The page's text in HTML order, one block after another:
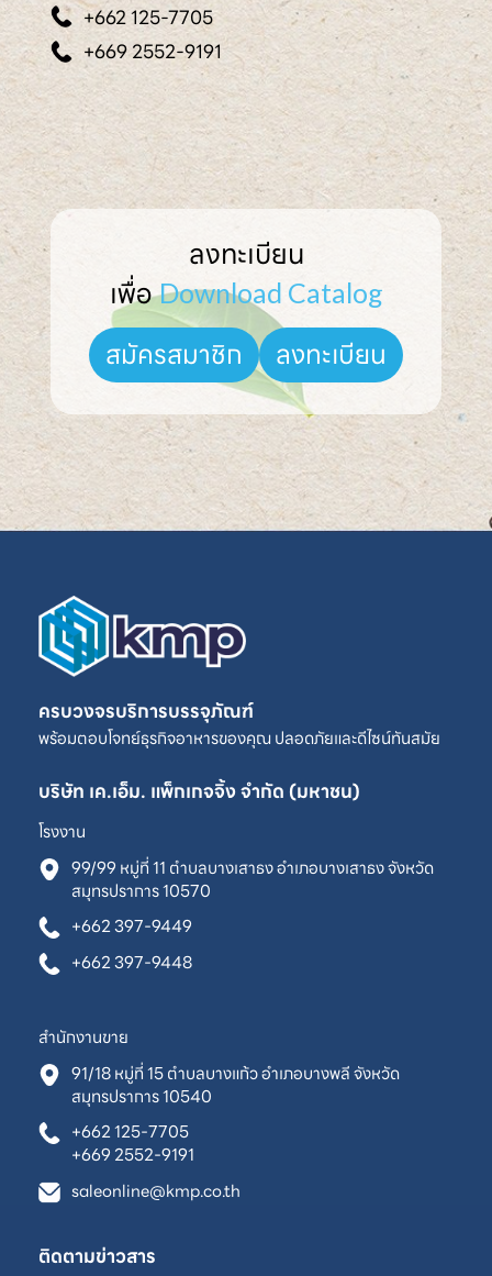
+662 125-7705
+669 2552-9191
ลงทะเบียน
เพื่อ Download Catalog
สมัครสมาชิก ลงทะเบียน
ครบวงจรบริการบรรจุภัณฑ์
พร้อมตอบโจทย์ธุรกิจอาหารของคุณ ปลอดภัยและดีไซน์ทันสมัย
บริษัท เค.เอ็ม. แพ็กเกจจิ้ง จำกัด (มหาชน)
โรงงาน
99/99 หมู่ที่ 11 ตำบลบางเสาธง อำเภอบางเสาธง จังหวัด
สมุทรปราการ 10570
+662 397-9449
+662 397-9448
สำนักงานขาย
91/18 หมู่ที่ 15 ตำบลบางแก้ว อำเภอบางพลี จังหวัด
สมุทรปราการ 10540
+662 125-7705
+669 2552-9191
saleonline@kmp.co.th
ติดตามข่าวสาร